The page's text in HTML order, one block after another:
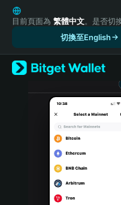
English
日本語
Русский
Español (Latinoamérica)
Türkçe
Português (Portugal)
Bahasa Indonesia
目前頁面為 繁體中文。是否切
切換至English